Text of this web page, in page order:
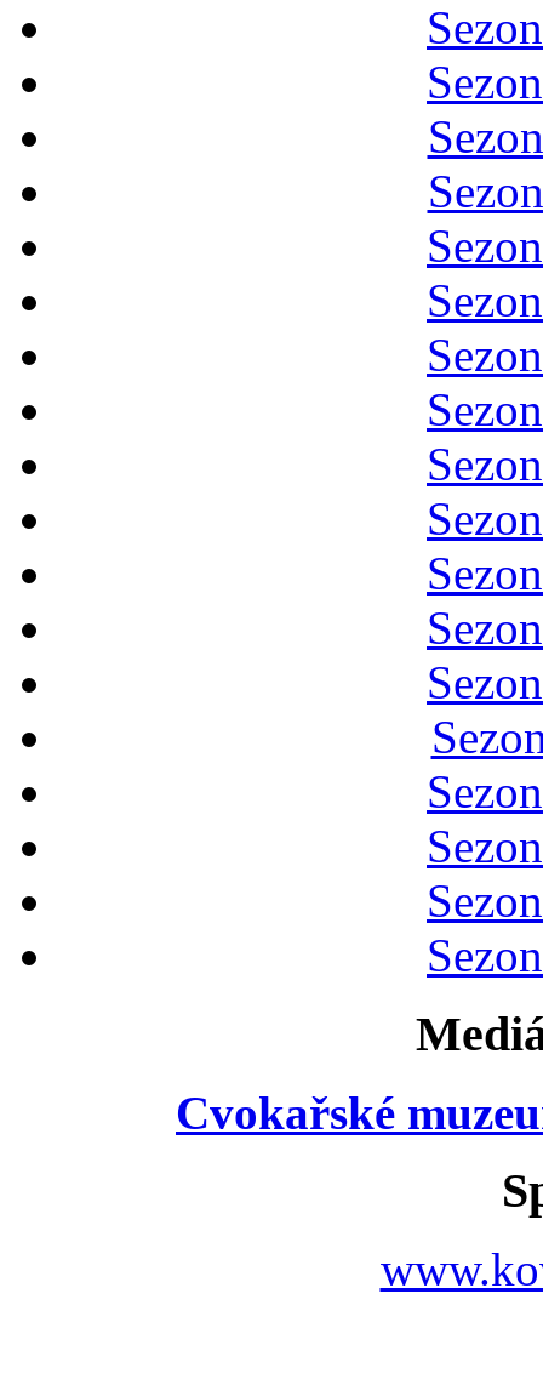
Cvokařské